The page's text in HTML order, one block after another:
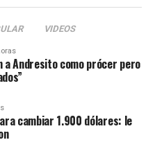
hogar con su madre
fue lo que las partes
de hoy con los
por
por el vínculo y
Vladimir Glinka
la acusación a
VIDEOS
a Andresito como prócer pero
cambiar 1.900 dólares: le